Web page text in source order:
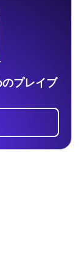
プレイブ